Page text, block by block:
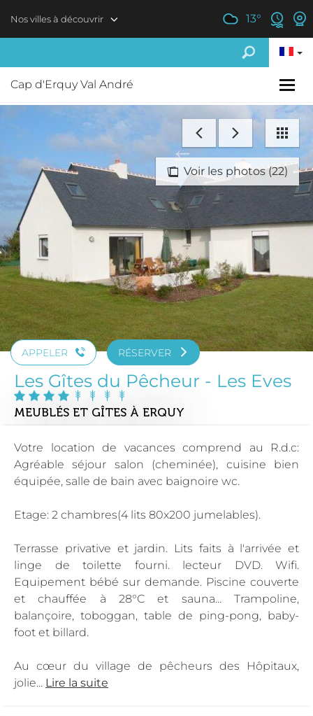
Nos villes à découvrir 13°
Cap d'Erquy Val André
Voir les photos (22)
APPELER RÉSERVER
Les Gîtes du Pêcheur - Les Eves
MEUBLÉS ET GÎTES À ERQUY
Votre location de vacances comprend au R.d.c:
Agréable séjour salon (cheminée), cuisine bien
équipée, salle de bain avec baignoire wc.
Etage: 2 chambres(4 lits 80x200 jumelables).
Terrasse privative et jardin. Lits faits à l'arrivée et
linge de toilette fourni. lecteur DVD. Wifi.
Equipement bébé sur demande. Piscine couverte
et chauffée à 28°C et sauna... Trampoline,
balançoire, toboggan, table de ping-pong, baby-
foot et billard.
Au cœur du village de pêcheurs des Hôpitaux,
jolie... Lire la suite